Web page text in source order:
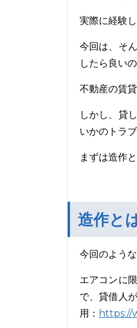
実際に経験
今回は、そ
したら良い
不動産の賃
しかし、貸
いかのトラ
まずは造作
造作と
今回のよう
エアコンに
で、貸借人
用： https://